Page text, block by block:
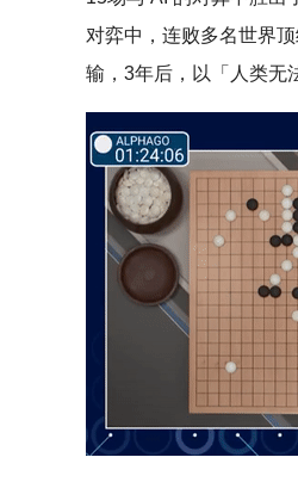
对弈中，连败多名世界
输，3年后，以「人类无